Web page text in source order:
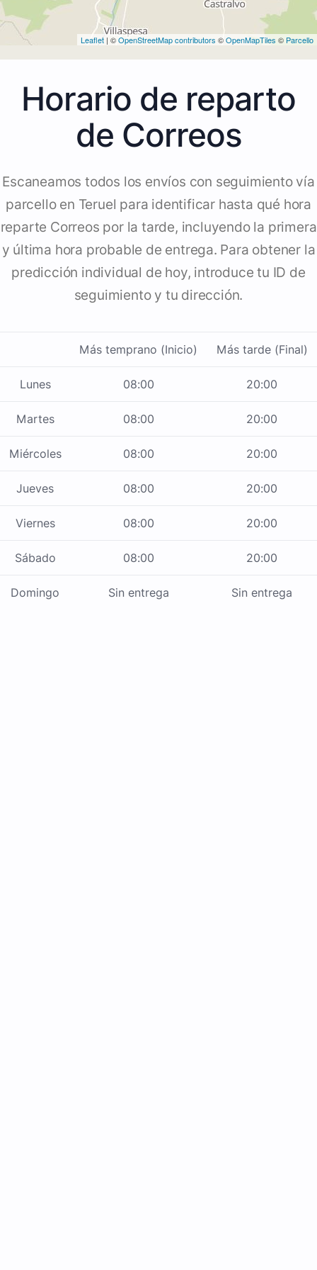
Leaflet | ©OpenStreetMap contributors ©OpenMapTiles © Parcello
Horario de reparto
de Correos
Escaneamos todos los envíos con seguimiento vía
parcello en Teruel para identificar hasta qué hora
reparte Correos por la tarde, incluyendo la primera
y última hora probable de entrega. Para obtener la
predicción individual de hoy, introduce tu ID de
seguimiento y tu dirección.
Más temprano (Inicio) Más tarde (Final)
Lunes 08:00 20:00
Martes 08:00 20:00
Miércoles 08:00 20:00
Jueves 08:00 20:00
Viernes 08:00 20:00
Sábado 08:00 20:00
Domingo Sin entrega Sin entrega